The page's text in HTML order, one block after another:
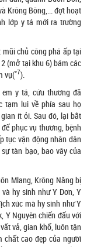
Krông Bông,... đợt hoạt
lớp y tá mới ra trường
chủ công phá ấp tại
(mở tại khu 6) bám các
vụ(*7).
y tá, cứu thương đã
tạm lui về phía sau họ
ít ỏi. Sau đó, lại bắt
phục vụ thương, bệnh
tục vận động nhân dân
tàn bạo, bao vây của
Mlang, Krông Năng bị
hy sinh như Y Dơn, Y
xúc mà hy sinh như Y
Y Nguyên chiến đấu với
vả, gian khổ, luôn tận
chất cao đẹp của người